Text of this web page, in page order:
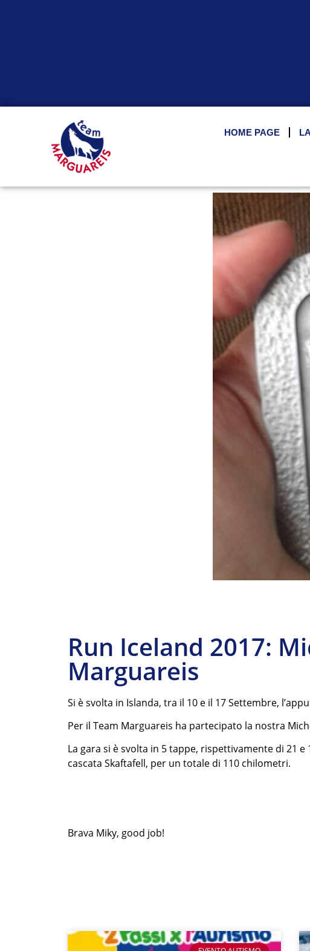
HOME PAGE
Run Iceland 2017:
Marguareis
Si è svolta in Islanda, tra il 10 e il 17 Settembre,
Per il Team Marguareis ha partecipato la nostra
La gara si è svolta in 5 tappe, rispettivamente di 21
cascata Skaftafell, per un totale di 110 chilometri.
Brava Miky, good job!